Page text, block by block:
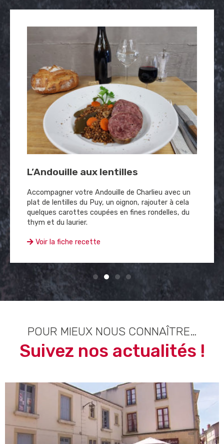
l’Andouille
La cuisson classique de l'Andouille de Charlieu est
très simple, mais il y a tout de même quelques
règles de bases à respecter !
POUR MIEUX NOUS CONNAÎTRE…
Suivez nos actualités !